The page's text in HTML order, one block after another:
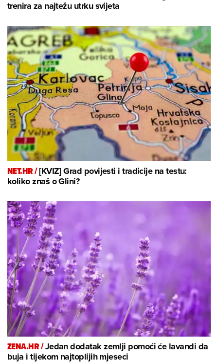
trenira za najtežu utrku svijeta
NET.HR /[KVIZ] Grad povijesti i tradicije na testu:
koliko znaš o Glini?
ZENA.HR /Jedan dodatak zemlji pomoći će lavandi da
buja i tijekom najtoplijih mjeseci